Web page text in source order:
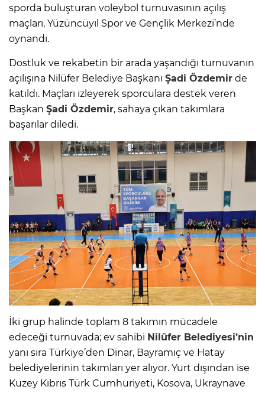
sporda buluşturan voleybol turnuvasının açılış
maçları, Yüzüncüyıl Spor ve Gençlik Merkezi’nde
oynandı.
Dostluk ve rekabetin bir arada yaşandığı turnuvanın
açılışına Nilüfer Belediye Başkanı Şadi Özdemir de
katıldı. Maçları izleyerek sporculara destek veren
Başkan Şadi Özdemir, sahaya çıkan takımlara
başarılar diledi.
İki grup halinde toplam 8 takımın mücadele
edeceği turnuvada; ev sahibi Nilüfer Belediyesi’nin
yanı sıra Türkiye’den Dinar, Bayramiç ve Hatay
belediyelerinin takımları yer alıyor. Yurt dışından ise
Kuzey Kıbrıs Türk Cumhuriyeti, Kosova, Ukraynave